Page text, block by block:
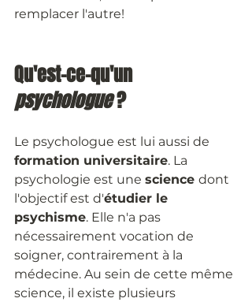
remplacer l'autre!
Qu'est-ce-qu'un
psychologue ?
Le psychologue est lui aussi de
formation universitaire. La
psychologie est une science dont
l'objectif est d'étudier le
psychisme. Elle n'a pas
nécessairement vocation de
soigner, contrairement à la
médecine. Au sein de cette même
science, il existe plusieurs